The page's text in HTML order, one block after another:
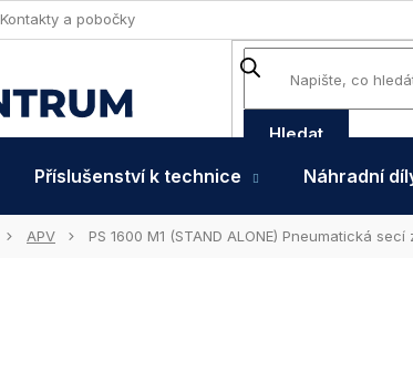
Kontakty a pobočky
Hledat
Příslušenství k technice Náhradní
APV PS 1600 M1 (STAND ALONE) Pneumatická secí